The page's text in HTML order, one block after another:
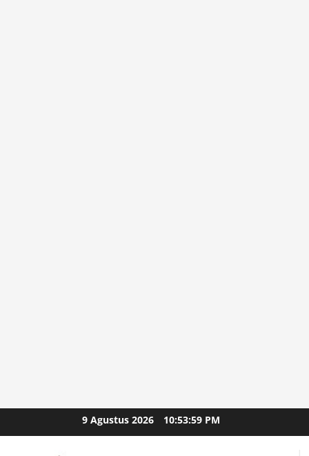
to
9 Agustus 2026 10:54:01 PM